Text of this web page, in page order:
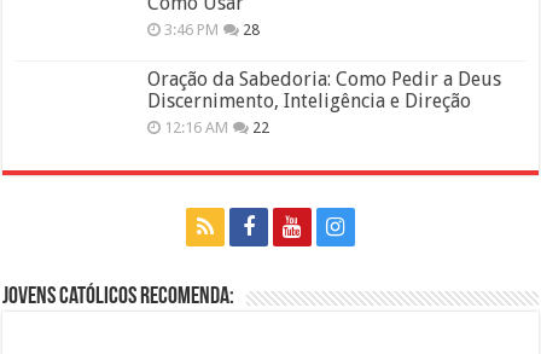
3:46 PM 28
Oração da Sabedoria: Como Pedir a Deus
Discernimento, Inteligência e Direção
12:16 AM 22
Jovens Católicos Recomenda: